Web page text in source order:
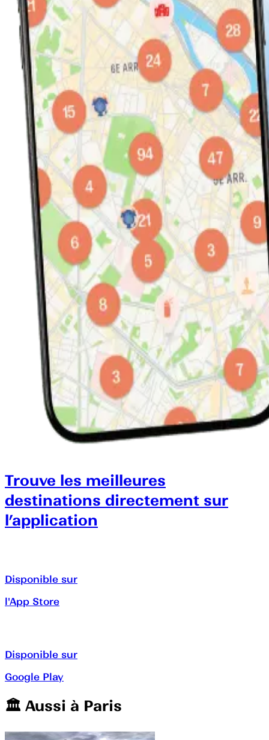
Trouve les meilleures
destinations directement sur
l’application
Disponible sur
l'App Store
Disponible sur
Google Play
🏛️️ Aussi à Paris